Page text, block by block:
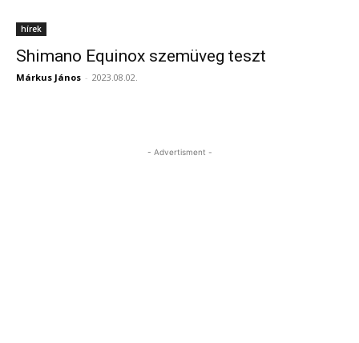
hírek
Shimano Equinox szemüveg teszt
Márkus János - 2023.08.02.
- Advertisment -